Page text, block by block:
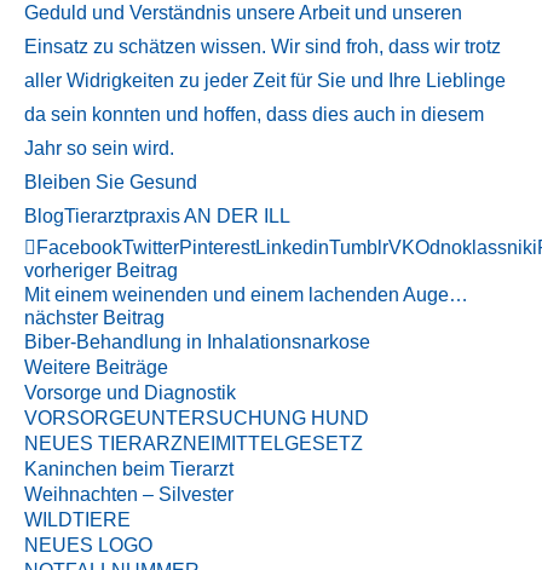
Geduld und Verständnis unsere Arbeit und unseren
Einsatz zu schätzen wissen. Wir sind froh, dass wir trotz
aller Widrigkeiten zu jeder Zeit für Sie und Ihre Lieblinge
da sein konnten und hoffen, dass dies auch in diesem
Jahr so sein wird.
Bleiben Sie Gesund
BlogTierarztpraxis AN DER ILL
FacebookTwitterPinterestLinkedinTumblrVKOdnoklassniki
vorheriger Beitrag
Mit einem weinenden und einem lachenden Auge…
nächster Beitrag
Biber-Behandlung in Inhalationsnarkose
Weitere Beiträge
Vorsorge und Diagnostik
VORSORGEUNTERSUCHUNG HUND
NEUES TIERARZNEIMITTELGESETZ
Kaninchen beim Tierarzt
Weihnachten – Silvester
WILDTIERE
NEUES LOGO